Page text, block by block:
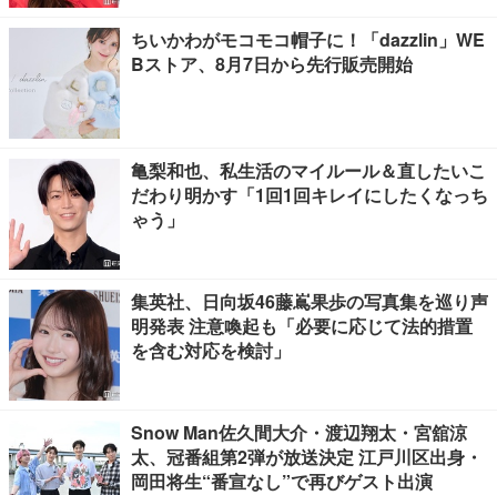
ちいかわがモコモコ帽子に！「dazzlin」WE
Bストア、8月7日から先行販売開始
亀梨和也、私生活のマイルール＆直したいこ
だわり明かす「1回1回キレイにしたくなっち
ゃう」
集英社、日向坂46藤嶌果歩の写真集を巡り声
明発表 注意喚起も「必要に応じて法的措置
を含む対応を検討」
Snow Man佐久間大介・渡辺翔太・宮舘涼
太、冠番組第2弾が放送決定 江戸川区出身・
岡田将生“番宣なし”で再びゲスト出演